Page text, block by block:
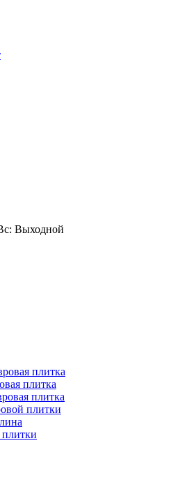
Выходной
плитка
плитка
плитка
плитки